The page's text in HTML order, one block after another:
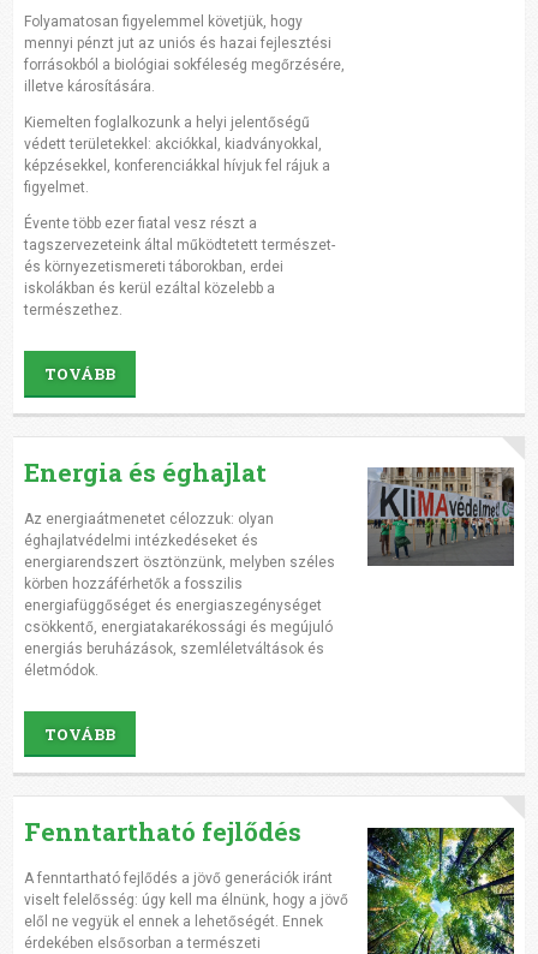
Folyamatosan figyelemmel követjük, hogy
mennyi pénzt jut az uniós és hazai fejlesztési
forrásokból a biológiai sokféleség megőrzésére,
illetve károsítására.
Kiemelten foglalkozunk a helyi jelentőségű
védett területekkel: akciókkal, kiadványokkal,
képzésekkel, konferenciákkal hívjuk fel rájuk a
figyelmet.
Évente több ezer fiatal vesz részt a
tagszervezeteink által működtetett természet-
és környezetismereti táborokban, erdei
iskolákban és kerül ezáltal közelebb a
természethez.
TOVÁBB
Energia és éghajlat
Az energiaátmenetet célozzuk: olyan
éghajlatvédelmi intézkedéseket és
energiarendszert ösztönzünk, melyben széles
körben hozzáférhetők a fosszilis
energiafüggőséget és energiaszegénységet
csökkentő, energiatakarékossági és megújuló
energiás beruházások, szemléletváltások és
életmódok.
TOVÁBB
Fenntartható fejlődés
A fenntartható fejlődés a jövő generációk iránt
viselt felelősség: úgy kell ma élnünk, hogy a jövő
elől ne vegyük el ennek a lehetőségét. Ennek
érdekében elsősorban a természeti